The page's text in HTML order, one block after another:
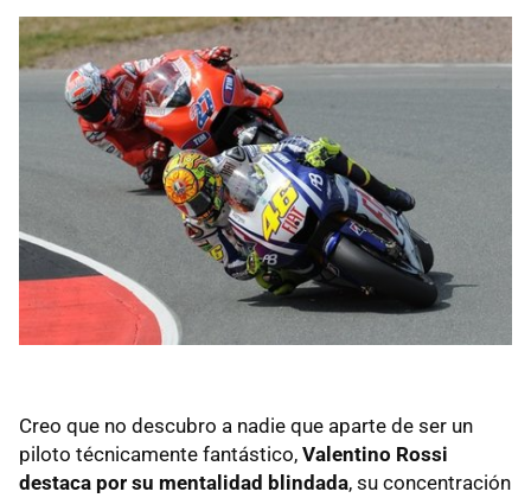
Creo que no descubro a nadie que aparte de ser un
piloto técnicamente fantástico, Valentino Rossi
destaca por su mentalidad blindada, su concentración